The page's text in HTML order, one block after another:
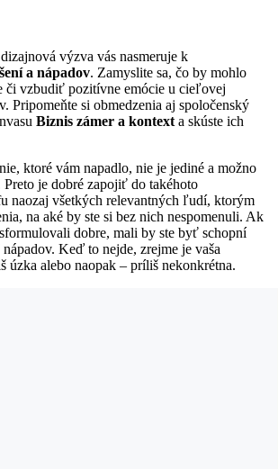
výzva vás nasmeruje k
a nápadov. Zamyslite sa, čo by mohlo
či vzbudiť pozitívne emócie u cieľovej
Pripomeňte si obmedzenia aj spoločenský
Biznis zámer a kontext a skúste ich
ktoré vám napadlo, nie je jediné a možno
Preto je dobré zapojiť do takéhoto
naozaj všetkých relevantných ľudí, ktorým
na aké by ste si bez nich nespomenuli. Ak
dobre, mali by ste byť schopní
Keď to nejde, zrejme je vaša
úzka alebo naopak – príliš nekonkrétna.